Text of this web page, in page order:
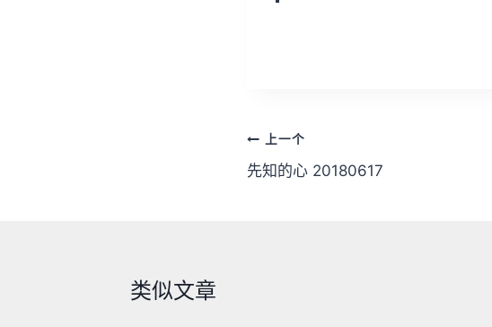
文
章
上一个
先知的心 20180617
类似文章